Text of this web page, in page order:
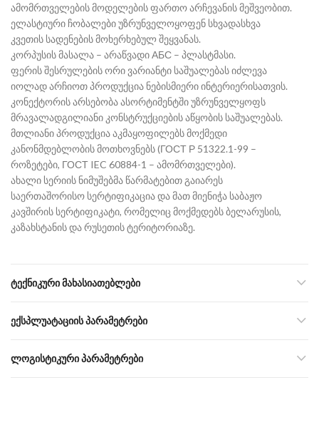
ამომრთველების მოდელების ფართო არჩევანის მეშვეობით.
ელასტიური ჩობალები უზრუნველოყოფენ სხვადასხვა
კვეთის სადენების მოხერხებულ შეყვანას.
კორპუსის მასალა – არაწვადი АБС – პლასტმასი.
ფერის შესრულების ორი ვარიანტი საშუალებას იძლევა
იოლად არჩიოთ პროდუქცია ნებისმიერი ინტერიერისათვის.
კონექტორის არსებობა ასორტიმენტში უზრუნველყოფს
მრავალადგილიანი კონსტრუქციების აწყობის საშუალებას.
მთლიანი პროდუქცია აკმაყოფილებს მოქმედი
კანონმდებლობის მოთხოვნებს (ГОСТ Р 51322.1-99 –
როზეტები, ГОСТ IEC 60884-1 – ამომრთველები).
ახალი სერიის ნიმუშებმა წარმატებით გაიარეს
საერთაშორისო სერტიფიკაცია და მათ მიენიჭა საბაჟო
კავშირის სერტიფიკატი, რომელიც მოქმედებს ბელარუსის,
კაზახსტანის და რუსეთის ტერიტორიაზე.
ᲢᲔᲥᲜᲘᲙᲣᲠᲘ ᲛᲐᲮᲐᲡᲘᲐᲗᲔᲑᲚᲔᲑᲘ
ᲔᲥᲡᲞᲚᲣᲐᲢᲐᲪᲘᲘᲡ ᲞᲐᲠᲐᲛᲔᲢᲠᲔᲑᲘ
ᲚᲝᲒᲘᲡᲢᲘᲙᲣᲠᲘ ᲞᲐᲠᲐᲛᲔᲢᲠᲔᲑᲘ